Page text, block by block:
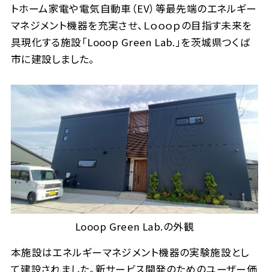
トホーム家電や電気自動車（EV）等最先端のエネルギー
マネジメント機器を充実させ、Ｌｏｏｏｐの目指す未来を
具現化する施設「Looop Green Lab.」を茨城県つくば
市に建設しました。
Looop Green Lab.の外観
本施設はエネルギーマネジメント機器の実験施設とし
て建設されました。新サービス開発のためのユーザー価